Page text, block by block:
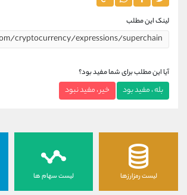
لینک این مطلب
آیا این مطلب برای شما مفید بود؟
بله ، مفید بود خیر ، مفید نبود
لیست رمزارزها لیست سهام ها